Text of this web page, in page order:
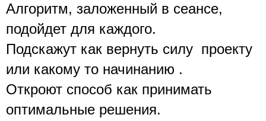
Алгоритм, заложенный в сеансе,
подойдет для каждого.
Подскажут как вернуть силу  проекту
или какому то начинанию .
Откроют способ как принимать
оптимальные решения.